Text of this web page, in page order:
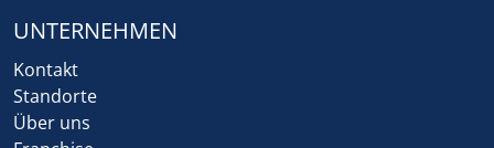
UNTERNEHMEN
Kontakt
Standorte
Über uns